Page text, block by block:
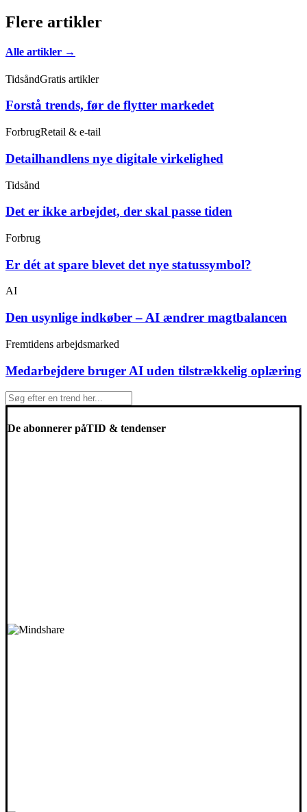
Flere artikler
Alle artikler →
TidsåndGratis artikler
Forstå trends, før de flytter markedet
ForbrugRetail & e-tail
Detailhandlens nye digitale virkelighed
Tidsånd
Det er ikke arbejdet, der skal passe tiden
Forbrug
Er dét at spare blevet det nye statussymbol?
AI
Den usynlige indkøber – AI ændrer magtbalancen
Fremtidens arbejdsmarked
Medarbejdere bruger AI uden tilstrækkelig oplæring
De abonnerer påTID & tendenser